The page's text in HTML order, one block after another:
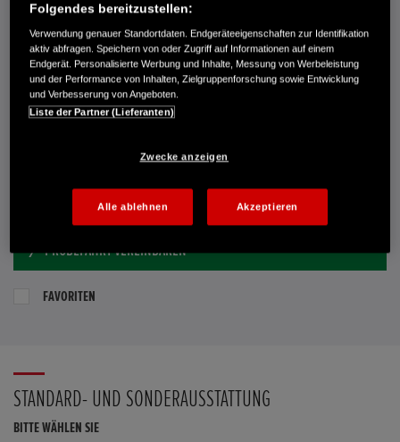
RUFEN SIE UNS AN:
0341 - 600 77 0
Route planen
Händlerbestand anzeigen
E-MAIL-ANFRAGE
PROBEFAHRT VEREINBAREN
FAVORITEN
STANDARD- UND SONDERAUSSTATTUNG
BITTE WÄHLEN SIE
Folgendes bereitzustellen:
Verwendung genauer Standortdaten. Endgeräteeigenschaften zur Identifikation
aktiv abfragen. Speichern von oder Zugriff auf Informationen auf einem
Endgerät. Personalisierte Werbung und Inhalte, Messung von Werbeleistung
und der Performance von Inhalten, Zielgruppenforschung sowie Entwicklung
und Verbesserung von Angeboten.
Liste der Partner (Lieferanten)
Zwecke anzeigen
Alle ablehnen Akzeptieren